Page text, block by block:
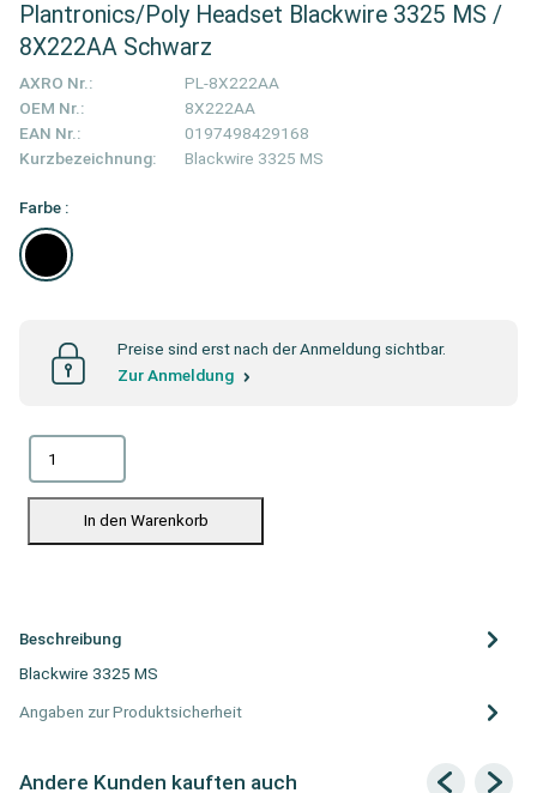
Plantronics/Poly Headset Blackwire 3325 MS /
8X222AA Schwarz
AXRO Nr.:
PL-8X222AA
OEM Nr.:
8X222AA
EAN Nr.:
0197498429168
Kurzbezeichnung:
Blackwire 3325 MS
Farbe :
Preise sind erst nach der Anmeldung sichtbar.
Zur Anmeldung
In den Warenkorb
Beschreibung
Blackwire 3325 MS
Angaben zur Produktsicherheit
Andere Kunden kauften auch